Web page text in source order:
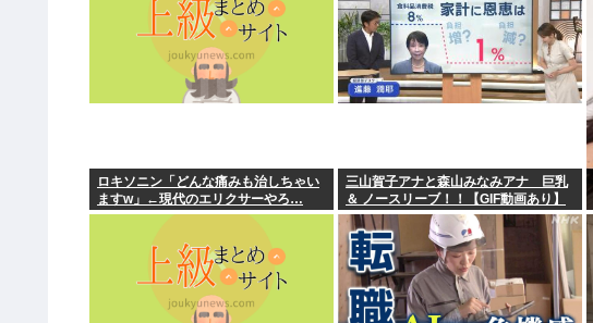
ロキソニン「どんな痛みも治しちゃい
ますw」←現代のエリクサーやろ…
三山賀子アナと森山みなみアナ 巨乳
＆ ノースリーブ！！【GIF動画あり】